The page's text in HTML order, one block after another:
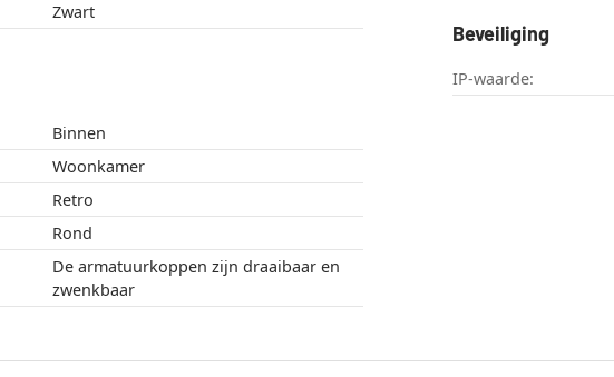
Zwart
Binnen
Woonkamer
Retro
Rond
De armatuurkoppen zijn draaibaar en
zwenkbaar
Beveiliging
IP-waarde: